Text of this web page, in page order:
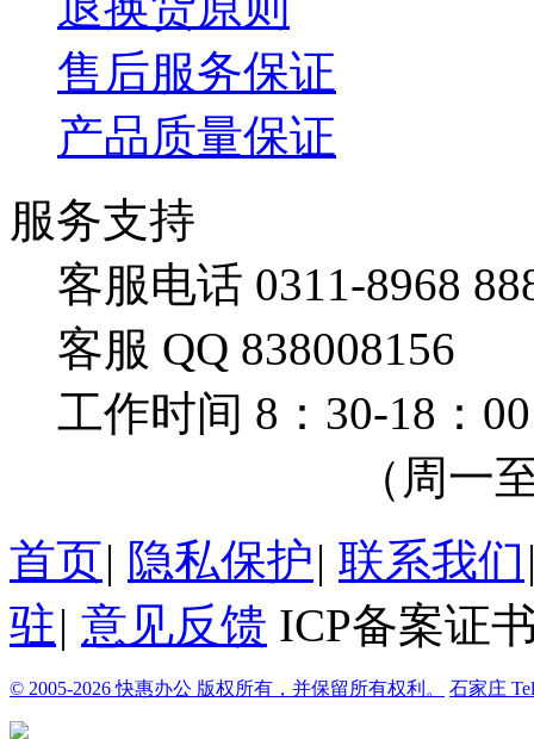
售后服务保证
产品质量保证
服务支持
客服电话 0311-8968
客服 QQ 838008156
工作时间 8：30-18：00
（周一至周
首页| 隐私保护| 联系我们
驻| 意见反馈 ICP备案证
© 2005-2026 快惠办公 版权所有，并保留所有权利。 石家庄